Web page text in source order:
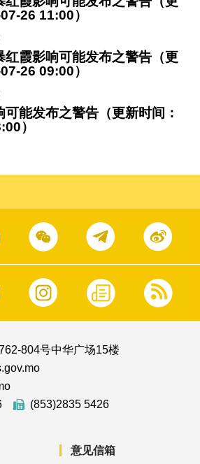
26 11:00）
红霞影响可能发布之警告（更
26 09:00）
能发布之警告（更新时间：
）
804号中华广场15楼
(853)2835 5426
意见信箱